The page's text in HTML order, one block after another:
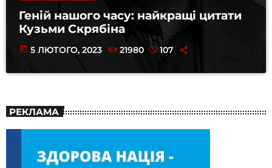
Геній нашого часу: найкращі цитати
Кузьми Скрябіна
today 5 ЛЮТОГО, 2023 21980 107
РЕКЛАМА